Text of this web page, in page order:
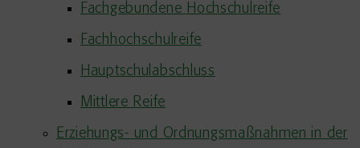
Fachgebundene Hochschulreife
Fachhochschulreife
Hauptschulabschluss
Mittlere Reife
Erziehungs- und Ordnungsmaßnahmen in der